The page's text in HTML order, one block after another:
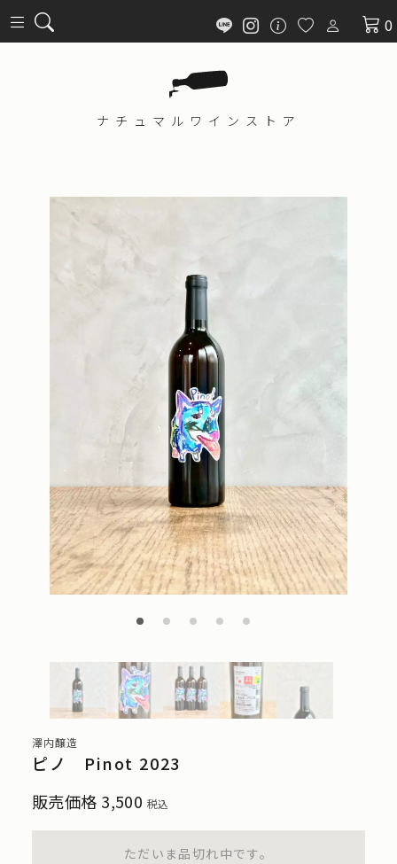
0
ナチュマル ワインストア
澤内醸造
ピノ Pinot 2023
販売価格 3,500 税込
ただいま品切れ中です。